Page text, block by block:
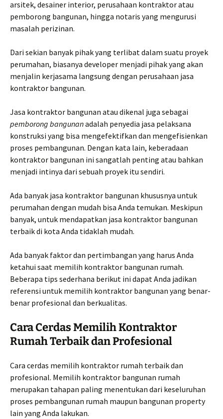
arsitek, desainer interior, perusahaan kontraktor atau
pemborong bangunan, hingga notaris yang mengurusi
masalah perizinan.
Dari sekian banyak pihak yang terlibat dalam suatu proyek
perumahan, biasanya developer menjadi pihak yang akan
menjalin kerjasama langsung dengan perusahaan jasa
kontraktor bangunan.
Jasa kontraktor bangunan atau dikenal juga sebagai
pemborong bangunanadalah penyedia jasa pelaksana
konstruksi yang bisa mengefektifkan dan mengefisienkan
proses pembangunan. Dengan kata lain, keberadaan
kontraktor bangunan ini sangatlah penting atau bahkan
menjadi intinya dari sebuah proyek itu sendiri.
Ada banyak jasa kontraktor bangunan khususnya untuk
perumahan dengan mudah bisa Anda temukan. Meskipun
banyak, untuk mendapatkan jasa kontraktor bangunan
terbaik di kota Anda tidaklah mudah.
Ada banyak faktor dan pertimbangan yang harus Anda
ketahui saat memilih kontraktor bangunan rumah.
Beberapa tips sederhana berikut ini dapat Anda jadikan
referensi untuk memilih kontraktor bangunan yang benar-
benar profesional dan berkualitas.
Cara Cerdas Memilih Kontraktor
Rumah Terbaik dan Profesional
Cara cerdas memilih kontraktor rumah terbaik dan
profesional. Memilih kontraktor bangunan rumah
merupakan tahapan paling menentukan dari keseluruhan
proses pembangunan rumah maupun bangunan property
lain yang Anda lakukan.